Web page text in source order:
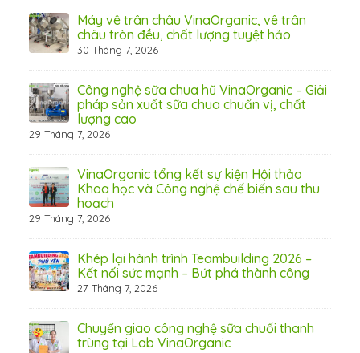
Máy vê trân châu VinaOrganic, vê trân
châu tròn đều, chất lượng tuyệt hảo
30 Tháng 7, 2026
Công nghệ sữa chua hũ VinaOrganic – Giải
pháp sản xuất sữa chua chuẩn vị, chất
lượng cao
29 Tháng 7, 2026
VinaOrganic tổng kết sự kiện Hội thảo
Khoa học và Công nghệ chế biến sau thu
hoạch
29 Tháng 7, 2026
Khép lại hành trình Teambuilding 2026 –
Kết nối sức mạnh – Bứt phá thành công
27 Tháng 7, 2026
Chuyển giao công nghệ sữa chuối thanh
trùng tại Lab VinaOrganic